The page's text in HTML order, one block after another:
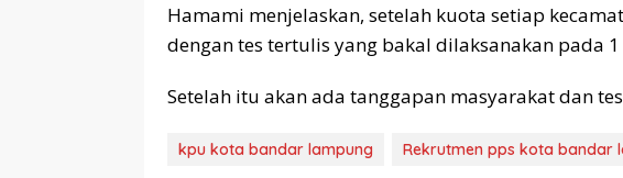
Hamami menjelaskan, setelah kuota setiap
dengan tes tertulis yang bakal dilaksanakan pada
Setelah itu akan ada tanggapan masyarakat dan
kpu kota bandar lampung Rekrutmen pps kota bandar